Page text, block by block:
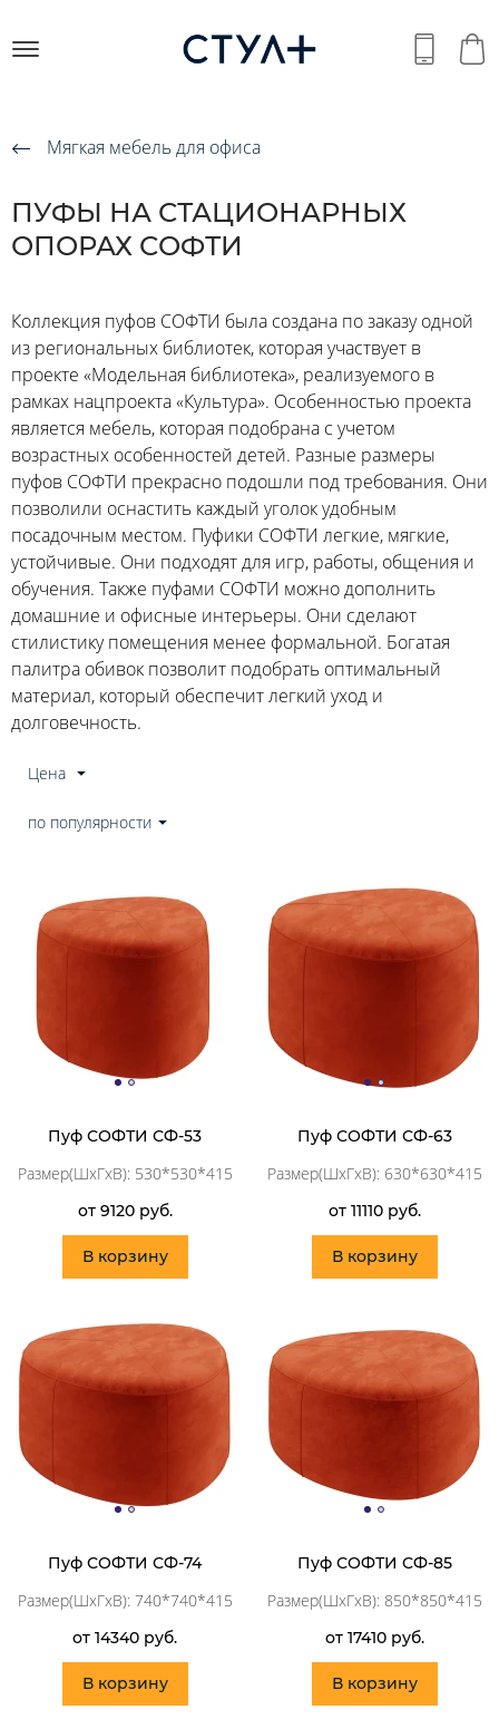
Мягкая мебель для офиса
ПУФЫ НА СТАЦИОНАРНЫХ
ОПОРАХ СОФТИ
Коллекция пуфов СОФТИ была создана по заказу одной
из региональных библиотек, которая участвует в
проекте «Модельная библиотека», реализуемого в
рамках нацпроекта «Культура». Особенностью проекта
является мебель, которая подобрана с учетом
возрастных особенностей детей. Разные размеры
пуфов СОФТИ прекрасно подошли под требования. Они
позволили оснастить каждый уголок удобным
посадочным местом. Пуфики СОФТИ легкие, мягкие,
устойчивые. Они подходят для игр, работы, общения и
обучения. Также пуфами СОФТИ можно дополнить
домашние и офисные интерьеры. Они сделают
стилистику помещения менее формальной. Богатая
палитра обивок позволит подобрать оптимальный
материал, который обеспечит легкий уход и
долговечность.
Цена
по популярности
Пуф СОФТИ СФ-53
Размер(ШхГхВ): 530*530*415
от 9120 руб.
В корзину
Пуф СОФТИ СФ-63
Размер(ШхГхВ): 630*630*415
от 11110 руб.
В корзину
Пуф СОФТИ СФ-74
Размер(ШхГхВ): 740*740*415
от 14340 руб.
В корзину
Пуф СОФТИ СФ-85
Размер(ШхГхВ): 850*850*415
от 17410 руб.
В корзину